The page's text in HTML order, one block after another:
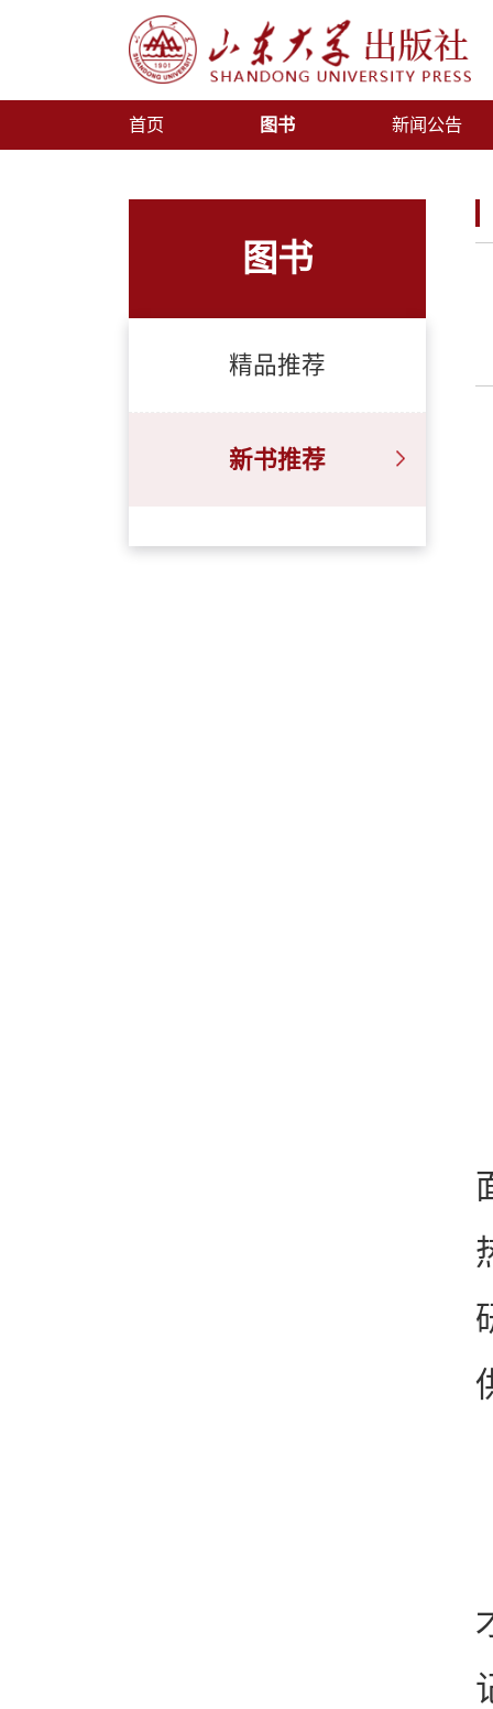
首页 图书 新闻公告
图书
精品推荐
新书推荐